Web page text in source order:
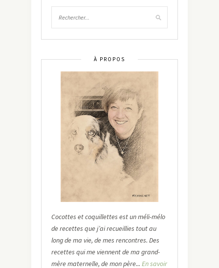
À PROPOS
Cocottes et coquillettes est un méli-mélo
de recettes que j’ai recueillies tout au
long de ma vie, de mes rencontres. Des
recettes qui me viennent de ma grand-
mère maternelle, de mon père... En savoir